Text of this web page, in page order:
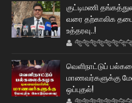
குட்டிமணி
வரை தற்காலிக
உத்தரவு..!
வெளிநாட்டுப்
மாணவர்களுக்கு
ஒப்புதல்!